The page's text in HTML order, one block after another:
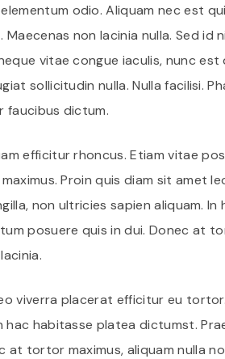
odio. Aliquam nec est
non lacinia nulla. Sed id
vitae congue iaculis, nunc
sollicitudin nulla. Nulla facilisi.
faucibus dictum.
efficitur rhoncus. Etiam vitae
Proin quis diam sit amet
non ultricies sapien aliquam.
posuere quis in dui. Donec at
viverra placerat efficitur eu
hac habitasse platea dictumst.
at tortor maximus, aliquam nulla